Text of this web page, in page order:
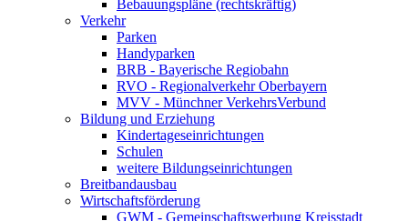
Bebauungspläne (rechtskräftig)
Verkehr
Parken
Handyparken
BRB - Bayerische Regiobahn
RVO - Regionalverkehr Oberbayern
MVV - Münchner VerkehrsVerbund
Bildung und Erziehung
Kindertageseinrichtungen
Schulen
weitere Bildungseinrichtungen
Breitbandausbau
Wirtschaftsförderung
GWM - Gemeinschaftswerbung Kreisstadt